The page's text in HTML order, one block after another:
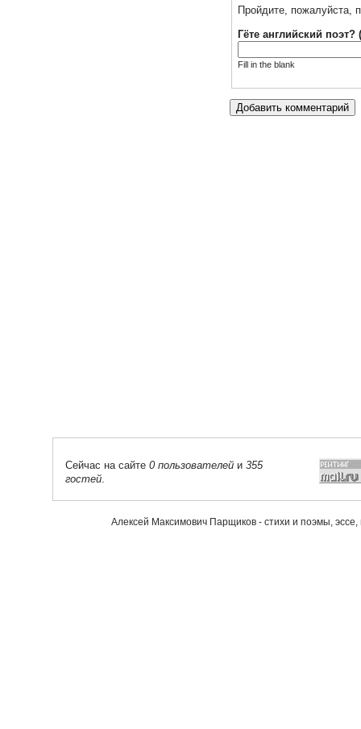
Пройдите, пожалуйста,
Гёте английский
Fill in the blank
Сейчас на сайте 0 пользователей и 355
гостей
Алексей Максимович Парщиков - стихи и поэмы,